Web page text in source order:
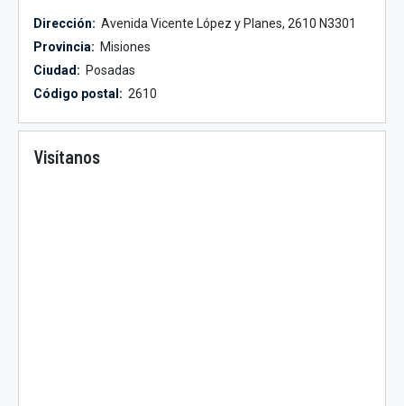
Dirección: Avenida Vicente López y Planes, 2610 N3301
Provincia: Misiones
Ciudad: Posadas
Código postal: 2610
Visítanos